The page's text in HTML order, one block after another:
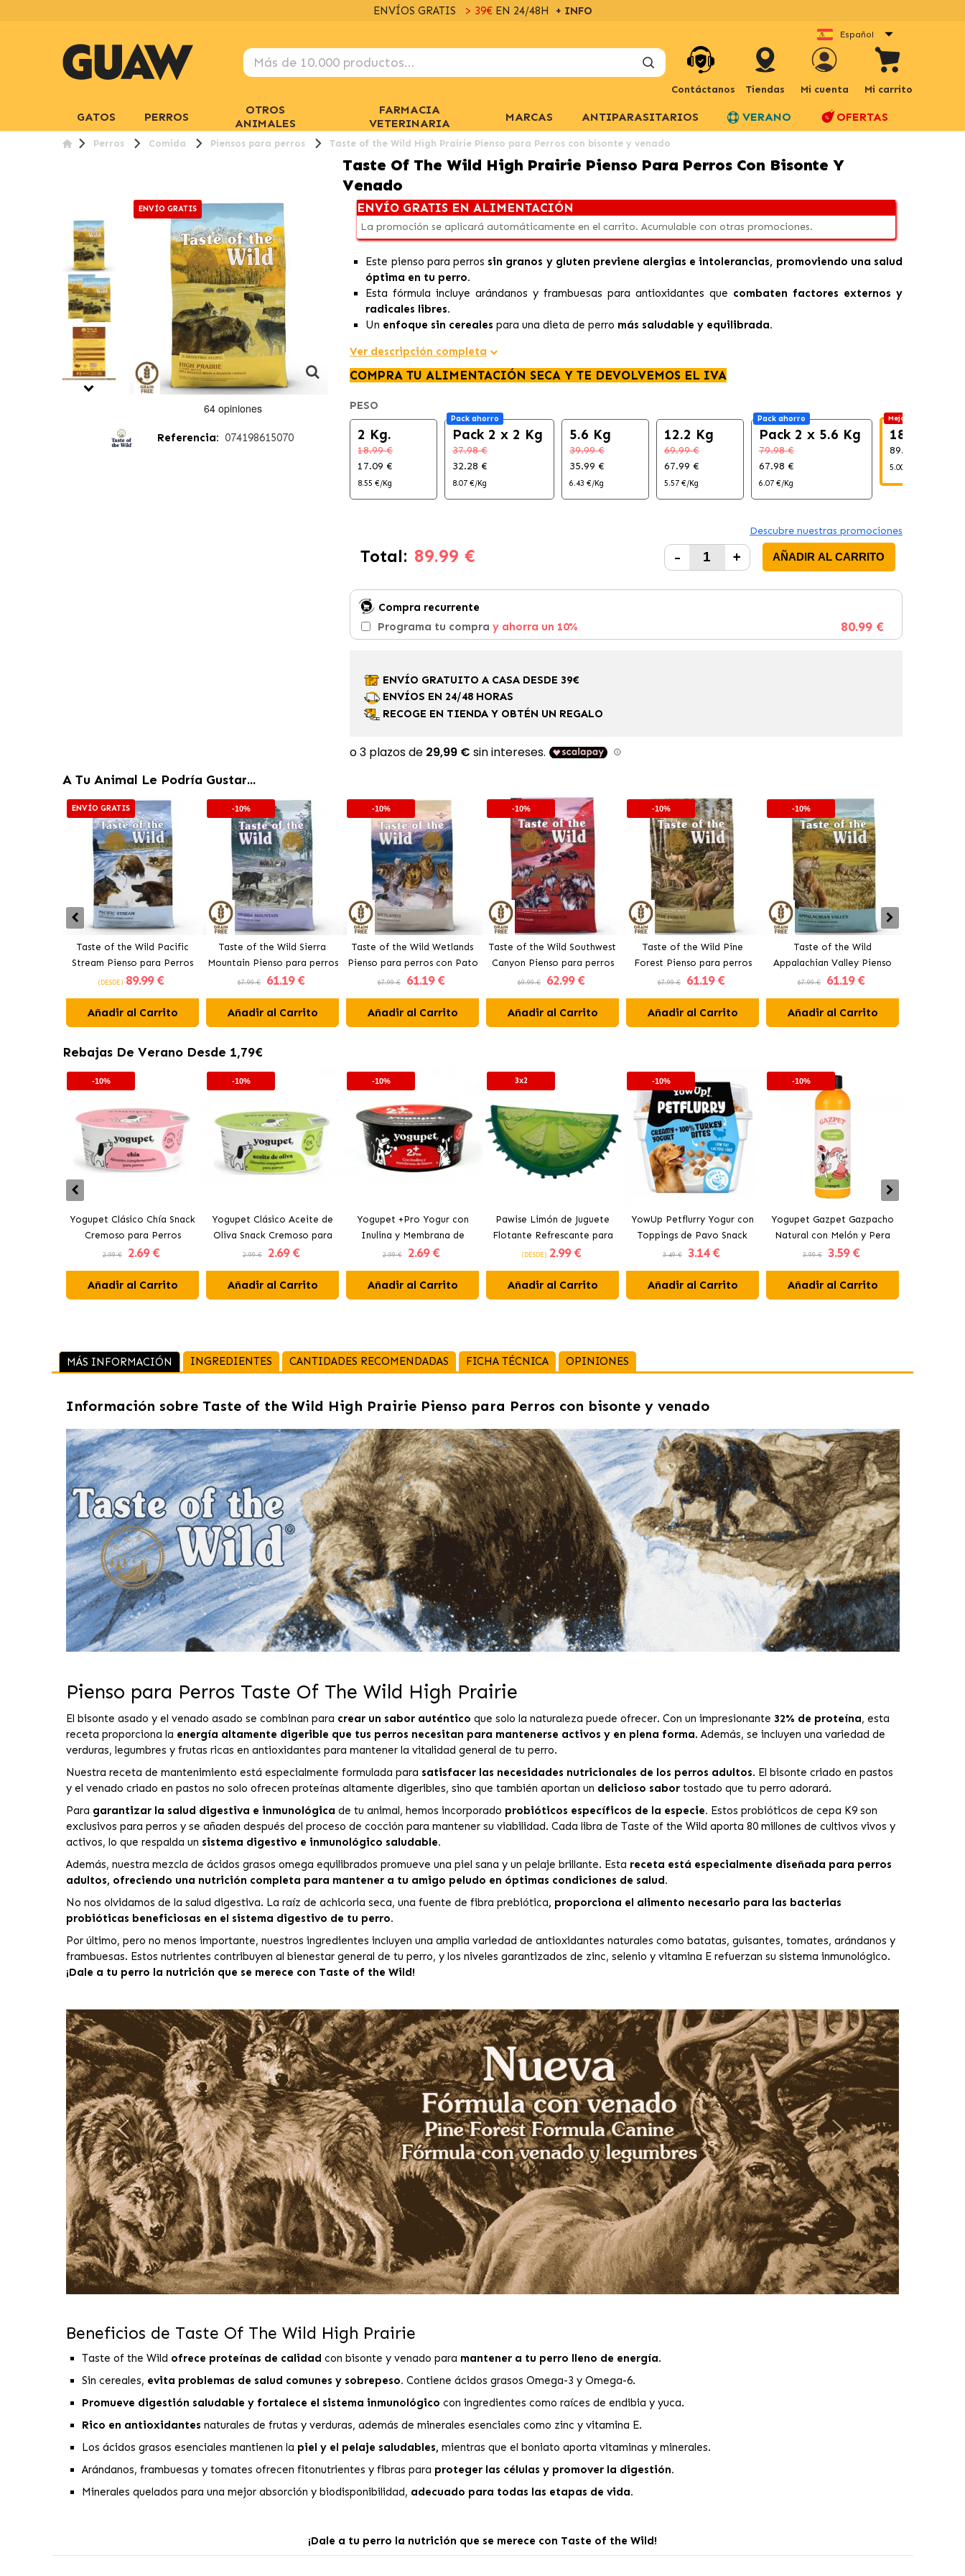
ENVÍOS GRATIS > 39€EN 24/48H + INFO
Español
Contáctanos Tiendas Mi cuenta Mi carrito
GATOS PERROS
OTROS
ANIMALES
FARMACIA
VETERINARIA
MARCAS ANTIPARASITARIOS VERANO OFERTAS
Perros Comida Piensos para perros Taste of the Wild High Prairie Pienso para Perros con bisonte y venado
Taste Of The Wild High Prairie Pienso Para Perros Con Bisonte Y
Venado
ENVÍO GRATIS
Referencia: 074198615070
ENVÍO GRATIS EN ALIMENTACIÓN
La promoción se aplicará automáticamente en el carrito. Acumulable con otras promociones.
Este pienso para perros sin granos y gluten previene alergias e intolerancias, promoviendo una salud
óptima en tu perro.
Esta fórmula incluye arándanos y frambuesas para antioxidantes que combaten factores externos y
radicales libres.
Un enfoque sin cereales para una dieta de perro más saludable y equilibrada.
Ver descripción completa
COMPRA TU ALIMENTACIÓN SECA Y TE DEVOLVEMOS EL IVA
PESO
2 Kg.
18.99 €
17.09 €
8.55 €/Kg
Pack ahorro
Pack 2 x 2 Kg
37.98 €
32.28 €
8.07 €/Kg
5.6 Kg
39.99 €
35.99 €
6.43 €/Kg
12.2 Kg
69.99 €
67.99 €
5.57 €/Kg
Pack ahorro
Pack 2 x 5.6 Kg
79.98 €
67.98 €
6.07 €/Kg
Mejor €/Kg
18 Kg
89.99 €
5.00 €/Kg
Descubre nuestras promociones
Total: 89.99 € - + AÑADIR AL CARRITO
Compra recurrente
Programa tu compra y ahorra un 10% 80.99 €
ENVÍO GRATUITO A CASA DESDE 39€
ENVÍOS EN 24/48 HORAS
RECOGE EN TIENDA Y OBTÉN UN REGALO
A Tu Animal Le Podría Gustar...
ENVÍO GRATIS
Taste of the Wild Pacific
Stream Pienso para Perros
con salmón ahumado
(DESDE) 89.99 €
Añadir al Carrito
-10%
Taste of the Wild Sierra
Mountain Pienso para perros
con cordero
67.99 € 61.19 €
Añadir al Carrito
-10%
Taste of the Wild Wetlands
Pienso para perros con Pato
Asado
67.99 € 61.19 €
Añadir al Carrito
-10%
Taste of the Wild Southwest
Canyon Pienso para perros
con jabalí
69.99 € 62.99 €
Añadir al Carrito
-10%
Taste of the Wild Pine
Forest Pienso para perros
con venado
67.99 € 61.19 €
Añadir al Carrito
-10%
Taste of the Wild
Appalachian Valley Pienso
para perros mini con venado
67.99 € 61.19 €
Añadir al Carrito
Rebajas De Verano Desde 1,79€
-10%
Yogupet Clásico Chía Snack
Cremoso para Perros
2.99 € 2.69 €
Añadir al Carrito
-10%
Yogupet Clásico Aceite de
Oliva Snack Cremoso para
Perros
2.99 € 2.69 €
Añadir al Carrito
-10%
Yogupet +Pro Yogur con
Inulina y Membrana de
Huevo para Perros y Gatos
2.99 € 2.69 €
Añadir al Carrito
3x2
Pawise Limón de Juguete
Flotante Refrescante para
Perros 12 cm
(DESDE) 2.99 €
Añadir al Carrito
-10%
YowUp Petflurry Yogur con
Toppings de Pavo Snack
para Perros
3.49 € 3.14 €
Añadir al Carrito
-10%
Yogupet Gazpet Gazpacho
Natural con Melón y Pera
para Perros y Gatos
3.99 € 3.59 €
Añadir al Carrito
MÁS INFORMACIÓN INGREDIENTES CANTIDADES RECOMENDADAS FICHA TÉCNICA OPINIONES
Información sobre Taste of the Wild High Prairie Pienso para Perros con bisonte y venado
Pienso para Perros Taste Of The Wild High Prairie
El bisonte asado y el venado asado se combinan para crear un sabor auténtico que solo la naturaleza puede ofrecer. Con un impresionante 32% de proteína, esta
receta proporciona la energía altamente digerible que tus perros necesitan para mantenerse activos y en plena forma. Además, se incluyen una variedad de
verduras, legumbres y frutas ricas en antioxidantes para mantener la vitalidad general de tu perro.
Nuestra receta de mantenimiento está especialmente formulada para satisfacer las necesidades nutricionales de los perros adultos. El bisonte criado en pastos
y el venado criado en pastos no solo ofrecen proteínas altamente digeribles, sino que también aportan un delicioso sabortostado que tu perro adorará.
Para garantizar la salud digestiva e inmunológica de tu animal, hemos incorporado probióticos específicos de la especie. Estos probióticos de cepa K9 son
exclusivos para perros y se añaden después del proceso de cocción para mantener su viabilidad. Cada libra de Taste of the Wild aporta 80 millones de cultivos vivos y
activos, lo que respalda un sistema digestivo e inmunológico saludable.
Además, nuestra mezcla de ácidos grasos omega equilibrados promueve una piel sana y un pelaje brillante. Esta receta está especialmente diseñada para perros
adultos, ofreciendo una nutrición completa para mantener a tu amigo peludo en óptimas condiciones de salud.
No nos olvidamos de la salud digestiva. La raíz de achicoria seca, una fuente de fibra prebiótica, proporciona el alimento necesario para las bacterias
probióticas beneficiosas en el sistema digestivo de tu perro.
Por último, pero no menos importante, nuestros ingredientes incluyen una amplia variedad de antioxidantes naturales como batatas, guisantes, tomates, arándanos y
frambuesas. Estos nutrientes contribuyen al bienestar general de tu perro, y los niveles garantizados de zinc, selenio y vitamina E refuerzan su sistema inmunológico.
¡Dale a tu perro la nutrición que se merece con Taste of the Wild!
Beneficios de Taste Of The Wild High Prairie
Taste of the Wild ofrece proteínas de calidad con bisonte y venado para mantener a tu perro lleno de energía.
Sin cereales, evita problemas de salud comunes y sobrepeso. Contiene ácidos grasos Omega-3 y Omega-6.
Promueve digestión saludable y fortalece el sistema inmunológico con ingredientes como raíces de endibia y yuca.
Rico en antioxidantes naturales de frutas y verduras, además de minerales esenciales como zinc y vitamina E.
Los ácidos grasos esenciales mantienen la piel y el pelaje saludables, mientras que el boniato aporta vitaminas y minerales.
Arándanos, frambuesas y tomates ofrecen fitonutrientes y fibras para proteger las células y promover la digestión.
Minerales quelados para una mejor absorción y biodisponibilidad, adecuado para todas las etapas de vida.
¡Dale a tu perro la nutrición que se merece con Taste of the Wild!